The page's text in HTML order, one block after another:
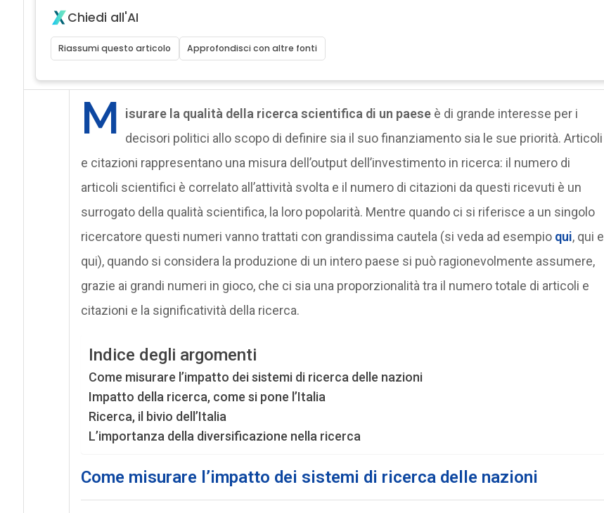
Chiedi all'AI
Riassumi questo articolo Approfondisci con altre fonti
M isurare la qualità della ricerca scientifica di un paeseè di grande interesse per i
decisori politici allo scopo di definire sia il suo finanziamento sia le sue priorità. Articoli
e citazioni rappresentano una misura dell’output dell’investimento in ricerca: il numero di
articoli scientifici è correlato all’attività svolta e il numero di citazioni da questi ricevuti è un
surrogato della qualità scientifica, la loro popolarità. Mentre quando ci si riferisce a un singolo
ricercatore questi numeri vanno trattati con grandissima cautela (si veda ad esempio qui, qui e
qui), quando si considera la produzione di un intero paese si può ragionevolmente assumere,
grazie ai grandi numeri in gioco, che ci sia una proporzionalità tra il numero totale di articoli e
citazioni e la significatività della ricerca.
Indice degli argomenti
Come misurare l’impatto dei sistemi di ricerca delle nazioni
Impatto della ricerca, come si pone l’Italia
Ricerca, il bivio dell’Italia
L’importanza della diversificazione nella ricerca
Come misurare l’impatto dei sistemi di ricerca delle nazioni